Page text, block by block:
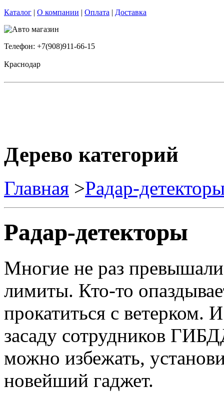
Каталог | О компании | Оплата | Доставка
Телефон: +7(908)911-66-15
Краснодар
Дерево категорий
Главная >Радар-
Радар-детекторы
Многие не раз
лимиты. Кто-то
прокатиться с ветерком.
засаду сотрудников
можно избежать,
новейший гаджет.